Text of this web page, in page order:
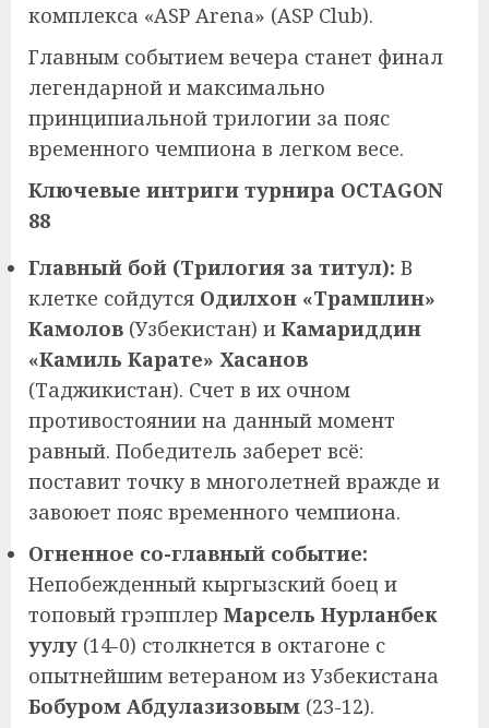
комплекса «ASP Arena» (ASP Club).
Главным событием вечера станет финал
легендарной и максимально
принципиальной трилогии за пояс
временного чемпиона в легком весе.
Ключевые интриги турнира OCTAGON
88
Главный бой (Трилогия за титул): В
клетке сойдутся Одилхон «Трамплин»
Камолов (Узбекистан) и Камариддин
«Камиль Карате» Хасанов
(Таджикистан). Счет в их очном
противостоянии на данный момент
равный. Победитель заберет всё:
поставит точку в многолетней вражде и
завоюет пояс временного чемпиона.
Огненное со-главный событие:
Непобежденный кыргызский боец и
топовый грэпплер Марсель Нурланбек
уулу (14-0) столкнется в октагоне с
опытнейшим ветераном из Узбекистана
Бобуром Абдулазизовым (23-12).